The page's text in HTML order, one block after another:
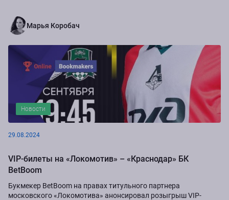
Марья Коробач
Новости
29.08.2024
VIP-билеты на «Локомотив» – «Краснодар» БК
BetBoom
Букмекер BetBoom на правах титульного партнера
московского «Локомотива» анонсировал розыгрыш VIP-